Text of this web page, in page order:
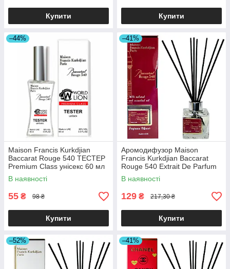
Купити Купити
–44%
Maison Francis Kurkdjian
Baccarat Rouge 540 ТЕСТЕР
Premium Class унісекс 60 мл
В наявності
55 ₴ 98 ₴
Купити
–41%
Аромодифузор Maison
Francis Kurkdjian Baccarat
Rouge 540 Extrait De Parfum
Brand Collection 85 мл
В наявності
129 ₴ 217,30 ₴
Купити
–52% –41%